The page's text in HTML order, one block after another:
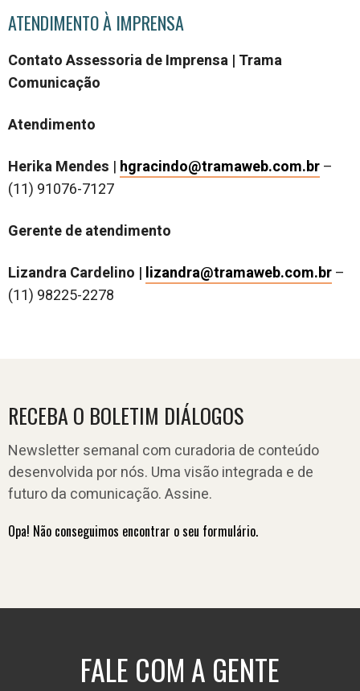
ATENDIMENTO À IMPRENSA
Contato Assessoria de Imprensa | Trama
Comunicação
Atendimento
Herika Mendes | hgracindo@tramaweb.com.br–
(11) 91076-7127
Gerente de atendimento
Lizandra Cardelino | lizandra@tramaweb.com.br–
(11) 98225-2278
RECEBA O BOLETIM DIÁLOGOS
Newsletter semanal com curadoria de conteúdo
desenvolvida por nós. Uma visão integrada e de
futuro da comunicação. Assine.
Opa! Não conseguimos encontrar o seu formulário.
FALE COM A GENTE